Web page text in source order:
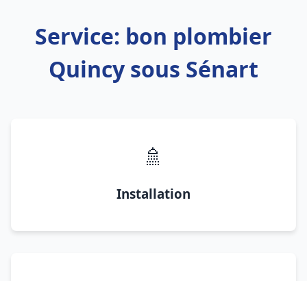
Service: bon plombier
Quincy sous Sénart
🚿
Installation